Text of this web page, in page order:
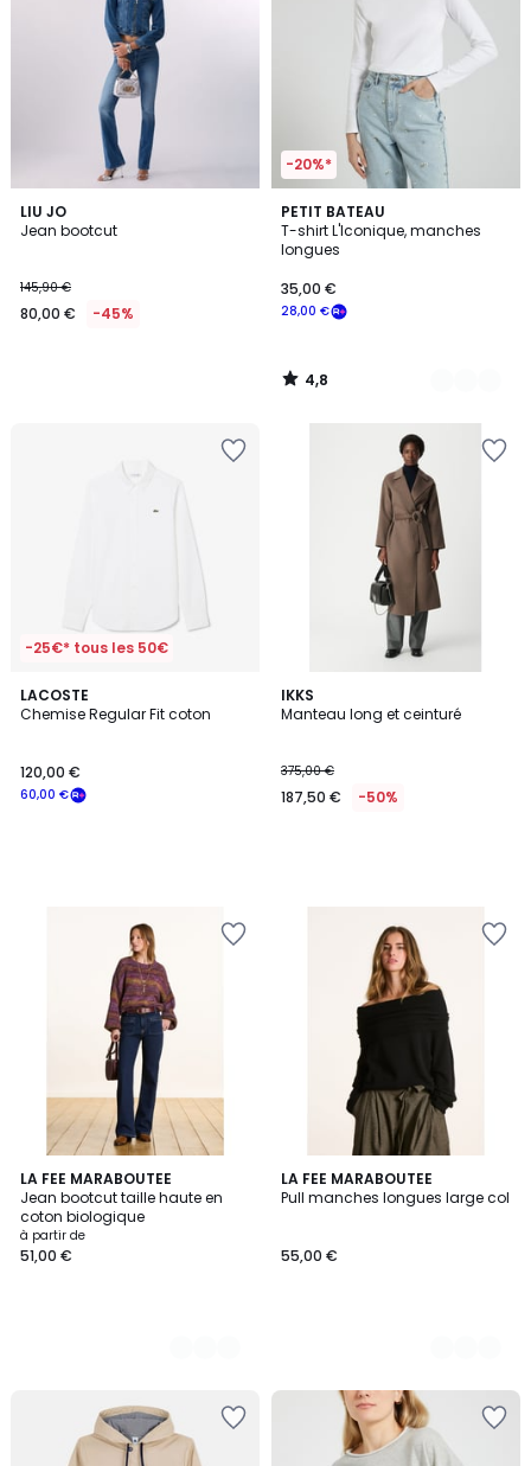
LIU JO
Jean bootcut
145,90 €
80,00 € -45%
-20%*
PETIT BATEAU
T-shirt L'Iconique, manches
longues
28,00 €
35,00 €
4,8
/ 5
3
Couleurs
4,8
/
-25€* tous les 50€
LACOSTE
Chemise Regular Fit coton
60,00 €
120,00 €
IKKS
Manteau long et ceinturé
375,00 €
187,50 € -50%
LA FEE MARABOUTEE
Jean bootcut taille haute en
coton biologique
à partir de
51,00 €
2
Couleurs
LA FEE MARABOUTEE
Pull manches longues large col
55,00 €
2
Couleurs